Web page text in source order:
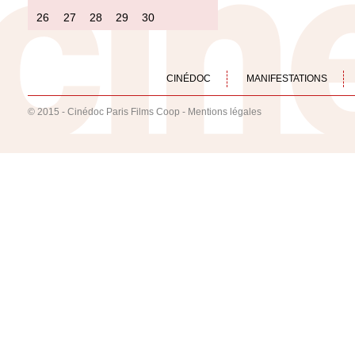
26
27 28 29 30
CINÉDOC MANIFESTATIONS
© 2015 - Cinédoc Paris Films Coop - Mentions légales